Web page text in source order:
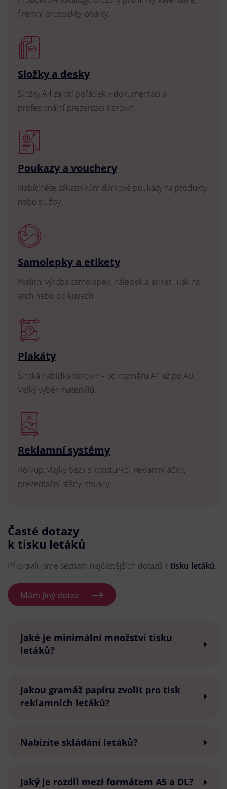
firemní prospekty, obálky.
Složky a desky
Složky A4 zajistí pořádek v dokumentaci a
profesionální prezentaci tiskovin.
Poukazy a vouchery
Nabídněte zákazníkům dárkové poukazy na produkty
nebo služby.
Samolepky a etikety
Kvalitní výroba samolepek, nálepek a etiket. Tisk na
arch nebo po kusech.
Plakáty
Široká nabídka tiskovin - od rozměru A4 až po A0.
Velký výběr materiálů.
Reklamní systémy
Roll-up, vlajky bez i s konsturkcí, reklamní áčko,
prezentační stěny, stojany.
Časté dotazy
k tisku letáků
Připravili jsme seznam nejčastějších dotazů k tisku letáků.
Mám jiný dotaz
Jaké je minimální množství tisku
letáků?
Jakou gramáž papíru zvolit pro tisk
reklamních letáků?
Nabízíte skládání letáků?
Jaký je rozdíl mezi formátem A5 a DL?